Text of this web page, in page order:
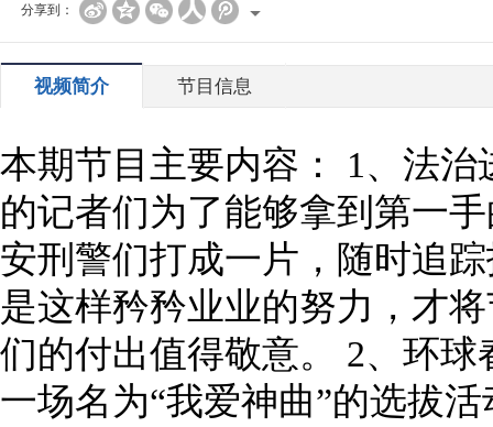
分享到：
视频简介 节目信息
本期节目主要内容： 1、法
的记者们为了能够拿到第一
安刑警们打成一片，随时追
是这样矜矜业业的努力，才
们的付出值得敬意。 2、环
一场名为“我爱神曲”的选拔